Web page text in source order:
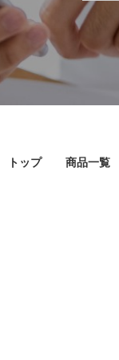
トップ 商品一覧